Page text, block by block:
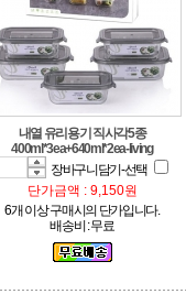
400ml*3ea+640ml*2ea-living
장바구니담기-선택
단가금액 : 9,150원
6개 이상 구매시의 단가입니다.
배송비 : 무료